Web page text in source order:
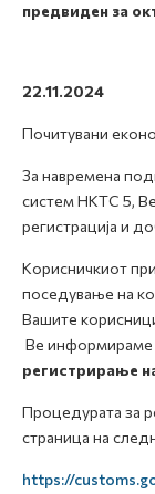
предвиден за
22.11.2024
Почитувани
За навремена
систем НКТС 5,
регистрација и
Корисничкиот
поседување на
Вашите
Ве информираме
регистрирање
Процедурата за
страница на
https://